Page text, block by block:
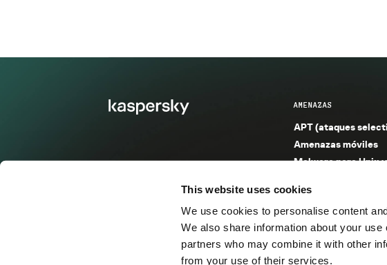
This website uses cookies
We use cookies to personalise content
We also share information about your
partners who may combine it with other
from your use of their services.
AMENAZAS
APT (ataques
Amenazas móviles
Malware para Unix
Entorno seguro (IoT)
Amenazas
Amenazas
Spam y phishing